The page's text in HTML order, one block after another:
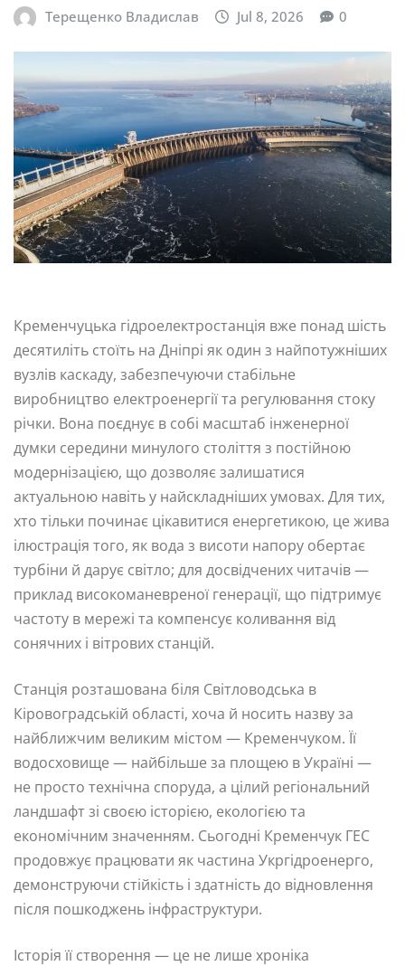
Терещенко Владислав Jul 8, 2026 0
Кременчуцька гідроелектростанція вже понад шість
десятиліть стоїть на Дніпрі як один з найпотужніших
вузлів каскаду, забезпечуючи стабільне
виробництво електроенергії та регулювання стоку
річки. Вона поєднує в собі масштаб інженерної
думки середини минулого століття з постійною
модернізацією, що дозволяє залишатися
актуальною навіть у найскладніших умовах. Для тих,
хто тільки починає цікавитися енергетикою, це жива
ілюстрація того, як вода з висоти напору обертає
турбіни й дарує світло; для досвідчених читачів —
приклад високоманевреної генерації, що підтримує
частоту в мережі та компенсує коливання від
сонячних і вітрових станцій.
Станція розташована біля Світловодська в
Кіровоградській області, хоча й носить назву за
найближчим великим містом — Кременчуком. Її
водосховище — найбільше за площею в Україні —
не просто технічна споруда, а цілий регіональний
ландшафт зі своєю історією, екологією та
економічним значенням. Сьогодні Кременчук ГЕС
продовжує працювати як частина Укргідроенерго,
демонструючи стійкість і здатність до відновлення
після пошкоджень інфраструктури.
Історія її створення — це не лише хроніка